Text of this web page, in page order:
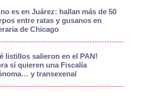
es en Juárez: hallan más de 50
entre ratas y gusanos en
de Chicago
listillos salieron en el PAN!
sí quieren una Fiscalía
y transexenal